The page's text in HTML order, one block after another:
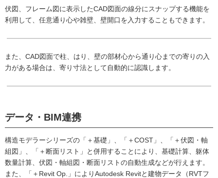
伏図、フレーム図に表示したCAD図面の線分にスナップする機能を
利用して、任意通り心や雑壁、壁開口を入力することもできます。
また、CAD図面で柱、はり、壁の部材心から通り心までの寄りの入
力がある場合は、寄り寸法として自動的に認識します。
データ・BIM連携
構造モデラーシリーズの「＋基礎」、「＋COST」、「＋伏図・軸
組図」、「＋断面リスト」と併用することにより、基礎計算、躯体
数量計算、伏図・軸組図・断面リストの自動生成などが行えます。
また、「＋Revit Op.」によりAutodesk Revitと建物データ（RVTフ